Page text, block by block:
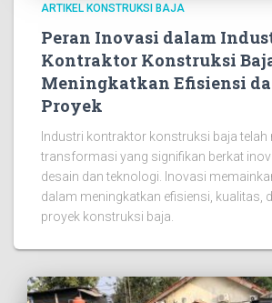
ARTIKEL KONSTRUKSI BAJA
Peran Inovasi dalam
Kontraktor Konstruksi
Meningkatkan Efisiensi
Proyek
Industri kontraktor konstruksi baja telah
transformasi yang signifikan berkat
desain dan teknologi. Inovasi
dalam meningkatkan efisiensi, kualitas,
proyek konstruksi baja.